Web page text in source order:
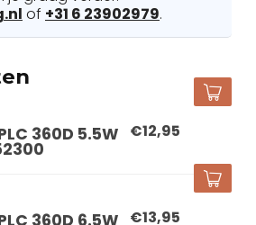
of +31 6 23902979.
360D 5.5W €12,95
360D 6.5W €13,95